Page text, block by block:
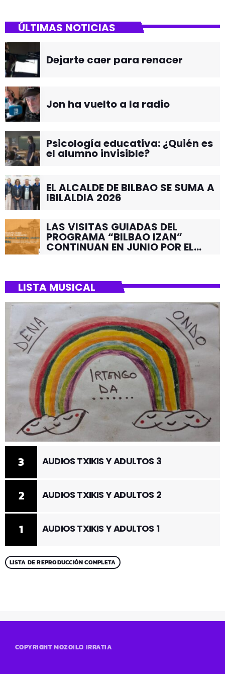
ÚLTIMAS NOTICIAS
Dejarte caer para renacer
Jon ha vuelto a la radio
Psicología educativa: ¿Quién es
el alumno invisible?
EL ALCALDE DE BILBAO SE SUMA A
IBILALDIA 2026
LAS VISITAS GUIADAS DEL
PROGRAMA “BILBAO IZAN”
CONTINUAN EN JUNIO POR EL
LISTA MUSICAL
1 AUDIOS TXIKIS Y ADULTOS 1
2 AUDIOS TXIKIS Y ADULTOS 2
3 AUDIOS TXIKIS Y ADULTOS 3
LISTA DE REPRODUCCIÓN COMPLETA
COPYRIGHT MOZOILO IRRATIA